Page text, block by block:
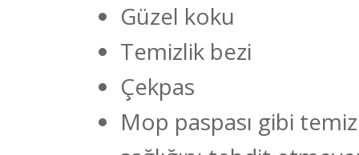
Güzel koku
Temizlik bezi
Çekpas
Mop paspası gibi